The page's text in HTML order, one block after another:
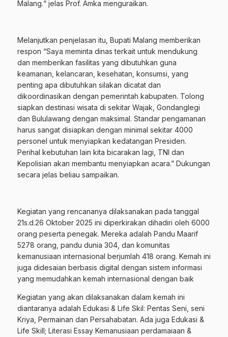
Malang.“ jelas Prof. Amka menguraikan.
Melanjutkan penjelasan itu, Bupati Malang memberikan
respon “Saya meminta dinas terkait untuk mendukung
dan memberikan fasilitas yang dibutuhkan guna
keamanan, kelancaran, kesehatan, konsumsi, yang
penting apa dibutuhkan silakan dicatat dan
dikoordinasikan dengan pemerintah kabupaten. Tolong
siapkan destinasi wisata di sekitar Wajak, Gondanglegi
dan Bululawang dengan maksimal. Standar pengamanan
harus sangat disiapkan dengan minimal sekitar 4000
personel untuk menyiapkan kedatangan Presiden.
Perihal kebutuhan lain kita bicarakan lagi, TNI dan
Kepolisian akan membantu menyiapkan acara.” Dukungan
secara jelas beliau sampaikan.
Kegiatan yang rencananya dilaksanakan pada tanggal
21s.d.26 Oktober 2025 ini diperkirakan dihadiri oleh 6000
orang peserta penegak. Mereka adalah Pandu Maarif
5278 orang, pandu dunia 304, dan komunitas
kemanusiaan internasional berjumlah 418 orang. Kemah ini
juga didesaian berbasis digital dengan sistem informasi
yang memudahkan kemah internasional dengan baik
Kegiatan yang akan dilaksanakan dalam kemah ini
diantaranya adalah Edukasi & Life Skil: Pentas Seni, seni
Kriya, Permainan dan Persahabatan. Ada juga Edukasi &
Life Skill; Literasi Essay Kemanusiaan perdamaiaan &